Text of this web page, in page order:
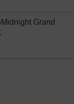
Grand